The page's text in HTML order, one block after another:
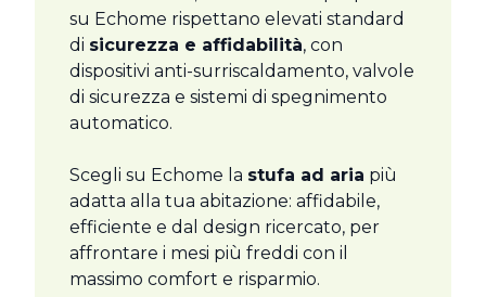
su Echome rispettano elevati standard
di sicurezza e affidabilità, con
dispositivi anti-surriscaldamento, valvole
di sicurezza e sistemi di spegnimento
automatico.
Scegli su Echome la stufa ad aria più
adatta alla tua abitazione: affidabile,
efficiente e dal design ricercato, per
affrontare i mesi più freddi con il
massimo comfort e risparmio.